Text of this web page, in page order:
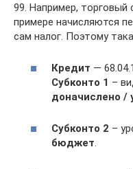
99. Например, торговый
примере начисляются
сам налог. Поэтому
Кредит —
Субконто 1 –
доначислено /
Субконто 2 –
бюджет.